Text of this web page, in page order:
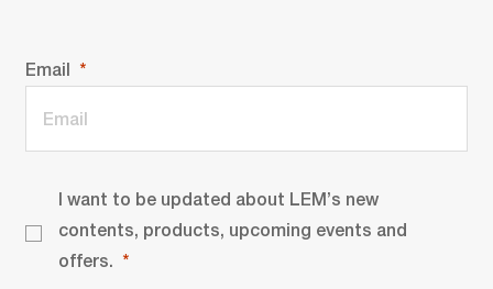
Email
I want to be updated about LEM’s new
contents, products, upcoming events and
offers.